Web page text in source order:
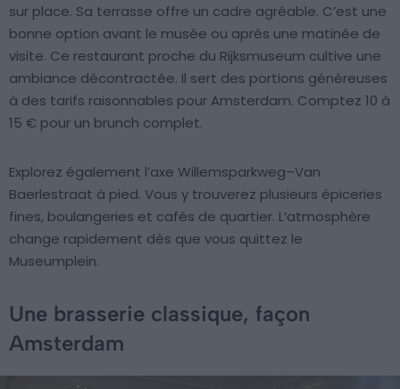
sur place. Sa terrasse offre un cadre agréable. C’est une
bonne option avant le musée ou après une matinée de
visite. Ce restaurant proche du Rijksmuseum cultive une
ambiance décontractée. Il sert des portions généreuses
à des tarifs raisonnables pour Amsterdam. Comptez 10 à
15 € pour un brunch complet.
Explorez également l’axe Willemsparkweg–Van
Baerlestraat à pied. Vous y trouverez plusieurs épiceries
fines, boulangeries et cafés de quartier. L’atmosphère
change rapidement dès que vous quittez le
Museumplein.
Une brasserie classique, façon
Amsterdam